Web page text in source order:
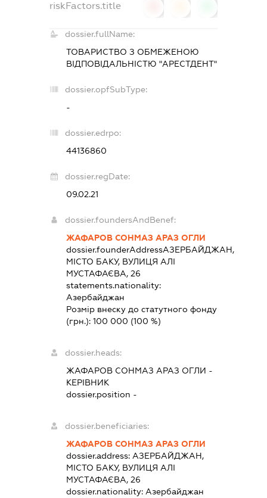
riskFactors.title
dossier.fullName:
ТОВАРИСТВО З ОБМЕЖЕНОЮ
ВІДПОВІДАЛЬНІСТЮ "АРЕСТДЕНТ"
dossier.opfSubType:
-
dossier.edrpo:
44136860
dossier.regDate:
09.02.21
dossier.foundersAndBenef:
ЖАФАРОВ СОНМАЗ АРАЗ ОГЛИ
dossier.founderAddressАЗЕРБАЙДЖАН,
МІСТО БАКУ, ВУЛИЦЯ АЛІ
МУСТАФАЄВА, 26
statements.nationality:
Азербайджан
Розмір внеску до статутного фонду
(грн.):100 000 (100 %)
dossier.heads:
ЖАФАРОВ СОНМАЗ АРАЗ ОГЛИ -
КЕРІВНИК
dossier.position -
dossier.beneficiaries:
ЖАФАРОВ СОНМАЗ АРАЗ ОГЛИ
dossier.address: АЗЕРБАЙДЖАН,
МІСТО БАКУ, ВУЛИЦЯ АЛІ
МУСТАФАЄВА, 26
dossier.nationality: Азербайджан